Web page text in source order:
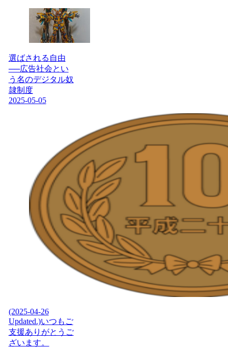
選ばされる自由
──広告社会とい
う名のデジタル奴
隷制度
2025-05-05
(2025-04-26
Updated.)いつもご
支援ありがとうご
ざいます。